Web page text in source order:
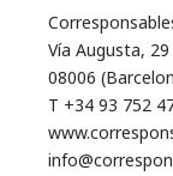
Vía Augusta, 29
08006
T +34 93 752